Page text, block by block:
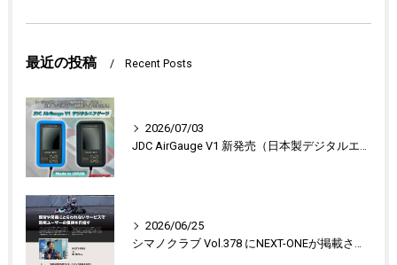
最近の投稿 Recent Posts
2026/07/03
JDC AirGauge V1 新発売（日本製デジタルエアゲージ）
2026/06/25
シマノクラブ Vol.378 にNEXT-ONEが掲載されました